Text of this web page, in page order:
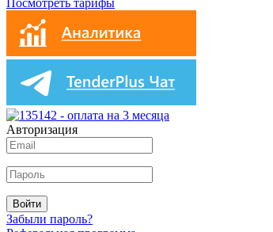
Авторизация
Войти
Забыли пароль?